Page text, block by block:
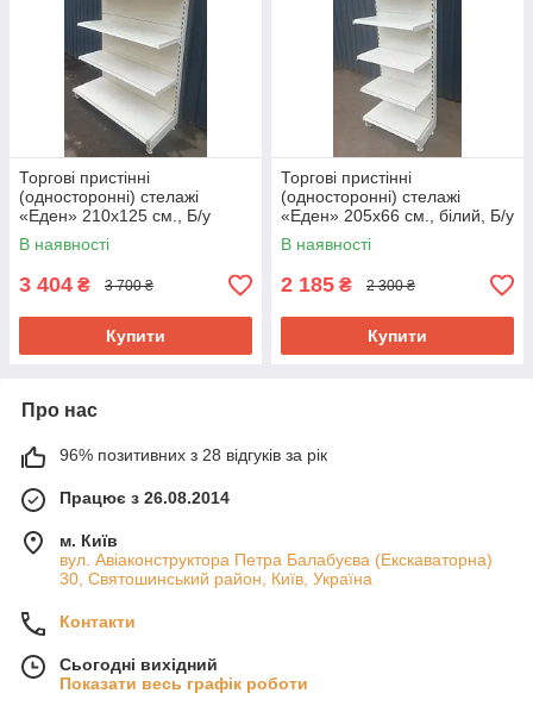
Торгові пристінні
(односторонні) стелажі
«Еден» 210х125 см., Б/у
В наявності
3 404 ₴ 3 700 ₴
Купити
Торгові пристінні
(односторонні) стелажі
«Еден» 205х66 см., білий, Б/у
В наявності
2 185 ₴ 2 300 ₴
Купити
Про нас
96% позитивних з 28 відгуків за рік
Працює з 26.08.2014
м. Київ
вул. Авіаконструктора Петра Балабуєва (Екскаваторна)
30, Святошинський район, Київ, Україна
Контакти
Сьогодні вихідний
Показати весь графік роботи